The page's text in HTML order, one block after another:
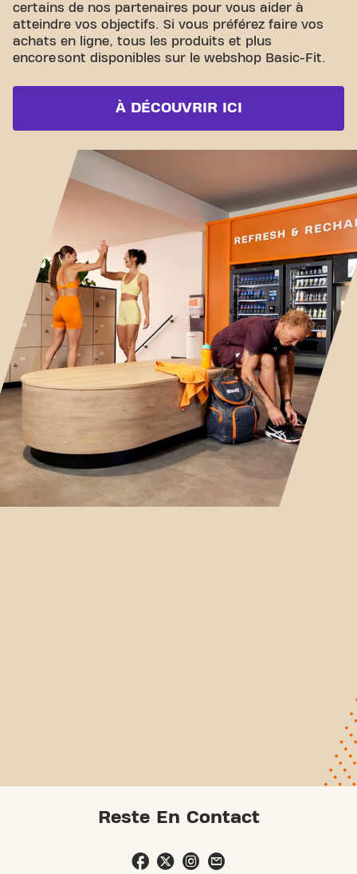
certains de nos partenaires pour vous aider à
atteindre vos objectifs. Si vous préférez faire vos
achats en ligne, tous les produits et plus
encore sont disponibles sur le webshop Basic-Fit.
À DÉCOUVRIR ICI
Reste En Contact